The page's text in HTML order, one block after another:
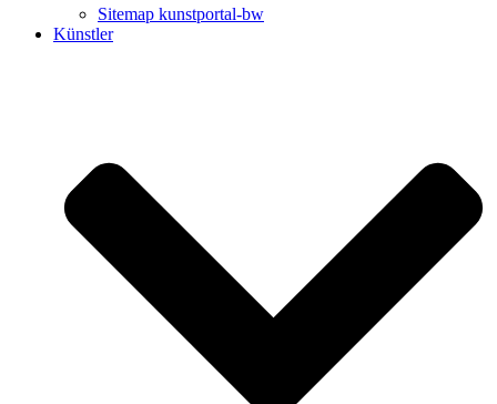
Buchbesprechungen von Harald Schwiers
Haralds Streifzüge
Hörtipps von Harald Schwiers
Kunstausflüge mit Sigrid Balke
Marc Peschke – Out of The Länd
Buchtipps von Uli Rothfuss
Sitemap kunstportal-bw
Künstler